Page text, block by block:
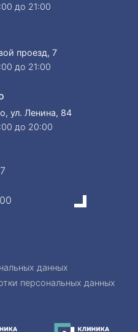
до 21:00
проезд, 7
до 21:00
ул. Ленина, 84
до 20:00
данных
персональных данных